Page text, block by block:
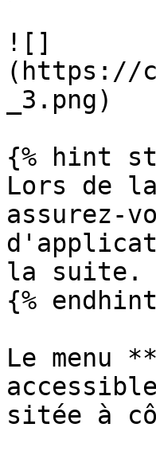
![]
(https://
_3.png)
{% hint
Lors de
assurez-
la suite.
{%
Le menu
sitée à